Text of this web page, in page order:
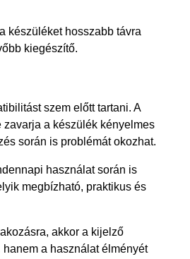
készüléket hosszabb távra
kiegészítő.
szem előtt tartani. A
a készülék kényelmes
során is problémát okozhat.
használat során is
megbízható, praktikus és
akkor a kijelző
a használat élményét